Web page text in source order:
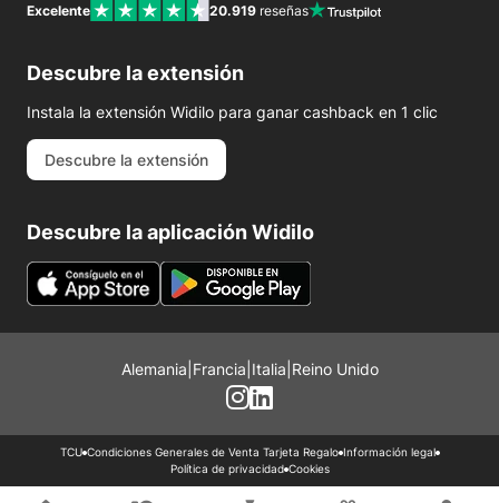
Excelente 20.919 reseñas
Descubre la extensión
Instala la extensión Widilo para ganar cashback en 1 clic
Descubre la extensión
Descubre la aplicación Widilo
Alemania Francia Italia Reino Unido
TCU Condiciones Generales de Venta Tarjeta Regalo Información legal
Política de privacidad Cookies